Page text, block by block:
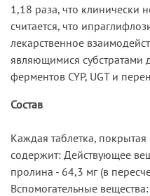
1,18 раза, что клинически
считается, что
лекарственное
являющимися субстратами
ферментов CYP, UGT и
Состав
Каждая таблетка,
содержит: Действующее
пролина - 64,3 мг (в
Вспомогательные